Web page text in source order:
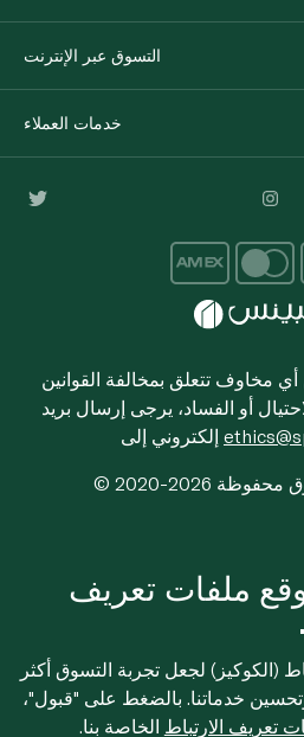
التسوق عبر الإنترنت
خدمات العملاء
مخاوف تتعلق بمخالفة القوانين
أو الفساد، يرجى إرسال بريد
محفوظة
ملفات تعريف
(الكوكيز) لجعل تجربة التسوق أكثر
خدماتنا. بالضغط على "قبول"،
تعريف الارتباط الخاصة بنا.